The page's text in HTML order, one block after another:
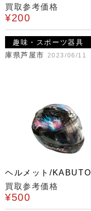
買取参考価格
¥200
趣味・スポーツ器具
庫県芦屋市
2023/06/11
ヘルメット/KABUTO
買取参考価格
¥500